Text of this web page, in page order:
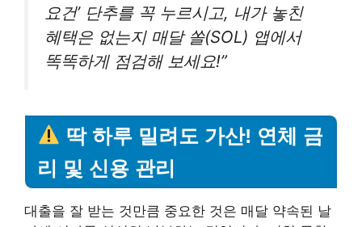
요건’ 단추를 꼭 누르시고, 내가 놓친
혜택은 없는지 매달 쏠(SOL) 앱에서
똑똑하게 점검해 보세요!”
딱 하루 밀려도 가산! 연체 금
리 및 신용 관리
대출을 잘 받는 것만큼 중요한 것은 매달 약속된 날